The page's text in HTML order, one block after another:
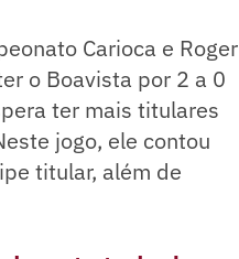
Carioca e Roger
o Boavista por 2 a 0
ter mais titulares
jogo, ele contou
titular, além de